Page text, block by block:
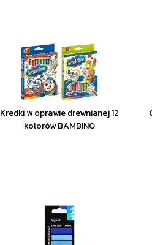
Kredki w oprawie drewnianej 12
kolorów BAMBINO